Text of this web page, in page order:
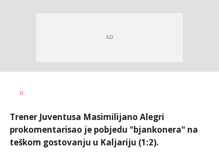
AUTOR
0
Trener Juventusa Masimilijano Alegri
prokomentarisao je pobjedu "bjankonera" na
teškom gostovanju u Kaljariju (1:2).